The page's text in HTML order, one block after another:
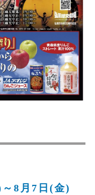
8月7日(金)